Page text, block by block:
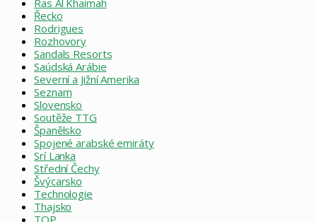
Řecko
Rodrigues
Rozhovory
Sandals Resorts
Saúdská Arábie
Severní a Jižní Amerika
Seznam
Slovensko
Soutěže TTG
Španělsko
Spojené arabské emiráty
Srí Lanka
Střední Čechy
Švýcarsko
Technologie
Thajsko
TOP